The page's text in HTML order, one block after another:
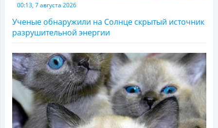
00:13, 7 августа 2026
Ученые обнаружили на Солнце скрытый источник
разрушительной энергии